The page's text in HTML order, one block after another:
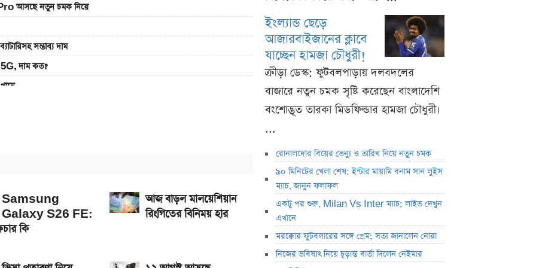
আসছে নতুন চমক নিয়ে
সম্ভাব্য দাম
দাম কত?
Samsung
Galaxy S26 FE:
কি
আজ বাড়ল মালয়েশিয়ান
রিংগিতের বিনিময় হার
ইংল্যান্ড ছেড়ে
আজারবাইজানের ক্লাবে
যাচ্ছেন হামজা চৌধুরী!
ক্রীড়া ডেস্ক: ফুটবলপাড়ায় দলবদলের
বাজারে নতুন চমক সৃষ্টি করেছেন বাংলাদেশি
বংশোদ্ভূত তারকা মিডফিল্ডার হামজা চৌধুরী।
...
রোনালদোর বিয়ের ভেন্যু ও তারিখ নিয়ে নতুন চমক
৯০ মিনিটের খেলা শেষ: ইন্টার মায়ামি বনাম সান লুইস
ম্যাচ, জানুন ফলাফল
একটু পর শুরু, Milan Vs Inter ম্যাচ; লাইভ দেখুন
এখানে
মরক্কোর ফুটবলারের সঙ্গে প্রেম; সত্য জানালেন নোরা
নিজের ভবিষ্যৎ নিয়ে চূড়ান্ত বার্তা দিলেন নেইমার